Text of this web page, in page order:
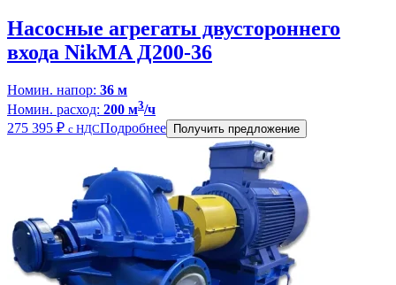
Насосные агрегаты двустороннего
входа NikMA Д200-36
Номин. напор: 36 м
Номин. расход: 200 м3/ч
275 395 ₽ с НДСПодробнее Получить предложение